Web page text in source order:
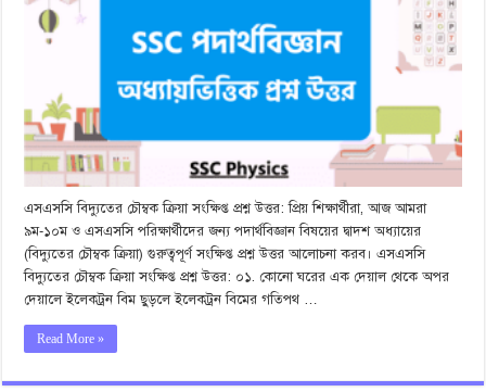
এসএসসি বিদ্যুতের চৌম্বক ক্রিয়া সংক্ষিপ্ত প্রশ্ন উত্তর: প্রিয় শিক্ষার্থীরা, আজ আমরা
৯ম-১০ম ও এসএসসি পরিক্ষার্থীদের জন্য পদার্থবিজ্ঞান বিষয়ের দ্বাদশ অধ্যায়ের
(বিদ্যুতের চৌম্বক ক্রিয়া) গুরুত্বপূর্ণ সংক্ষিপ্ত প্রশ্ন উত্তর আলোচনা করব। এসএসসি
বিদ্যুতের চৌম্বক ক্রিয়া সংক্ষিপ্ত প্রশ্ন উত্তর: ০১. কোনো ঘরের এক দেয়াল থেকে অপর
দেয়ালে ইলেকট্রন বিম ছুড়লে ইলেকট্রন বিমের গতিপথ …
Read More »